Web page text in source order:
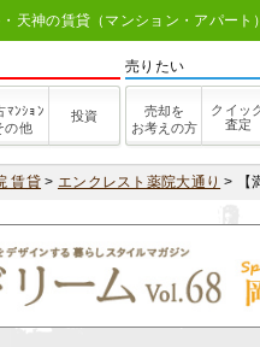
天神の賃貸（マンション・アパート
ﾏﾝｼｮﾝ
の他
投資
売りたい
売却を
お考えの方
クイッ
査定
賃貸 > エンクレスト薬院大通り > 【